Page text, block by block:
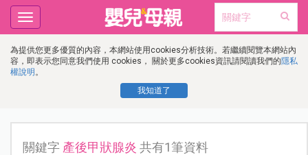
為提供您更多優質的內容，本網站使用cookies分析技術。若繼續閱覽本網站內
容，即表示您同意我們使用 cookies， 關於更多cookies資訊請閱讀我們的隱私
權說明 。
我知道了
Toggle
navigation
關鍵字 產後甲狀腺炎 共有1筆資料